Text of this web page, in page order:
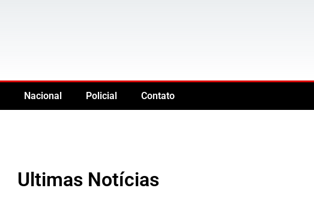
Nacional Policial Contato
Ultimas Notícias